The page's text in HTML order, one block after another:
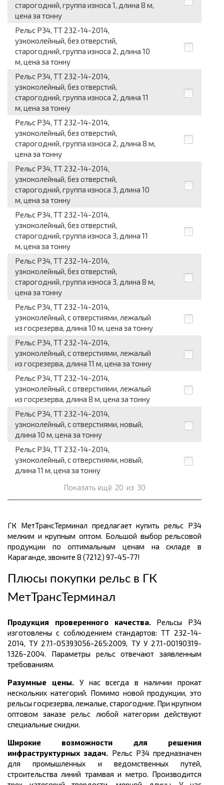
старогодний, группа износа 1, длина 8 м,
цена за тонну
Рельс Р34, ТТ 232-14-2014,
узкоколейный, без отверстий,
старогодний, группа износа 2, длина 10
м, цена за тонну
Рельс Р34, ТТ 232-14-2014,
узкоколейный, без отверстий,
старогодний, группа износа 2, длина 11
м, цена за тонну
Рельс Р34, ТТ 232-14-2014,
узкоколейный, без отверстий,
старогодний, группа износа 2, длина 8 м,
цена за тонну
Рельс Р34, ТТ 232-14-2014,
узкоколейный, без отверстий,
старогодний, группа износа 3, длина 10
м, цена за тонну
Рельс Р34, ТТ 232-14-2014,
узкоколейный, без отверстий,
старогодний, группа износа 3, длина 11
м, цена за тонну
Рельс Р34, ТТ 232-14-2014,
узкоколейный, без отверстий,
старогодний, группа износа 3, длина 8 м,
цена за тонну
Рельс Р34, ТТ 232-14-2014,
узкоколейный, с отверстиями, лежалый
из госрезерва, длина 10 м, цена за тонну
Рельс Р34, ТТ 232-14-2014,
узкоколейный, с отверстиями, лежалый
из госрезерва, длина 11 м, цена за тонну
Рельс Р34, ТТ 232-14-2014,
узкоколейный, с отверстиями, лежалый
из госрезерва, длина 8 м, цена за тонну
Рельс Р34, ТТ 232-14-2014,
узкоколейный, с отверстиями, новый,
длина 10 м, цена за тонну
Рельс Р34, ТТ 232-14-2014,
узкоколейный, с отверстиями, новый,
длина 11 м, цена за тонну
Показать ещё 20 из 30
ГК МетТрансТерминал предлагает купить рельс Р34
мелким и крупным оптом. Большой выбор рельсовой
продукции по оптимальным ценам на складе в
Караганде, звоните 8 (7212) 97-45-77!
Плюсы покупки рельс в ГК
МетТрансТерминал
Продукция проверенного качества. Рельсы Р34
изготовлены с соблюдением стандартов:ТТ 232-14-
2014, ТУ 27.1-05393056-265:2009, ТУ У 27.1-00190319-
1326-2004. Параметры рельс отвечают заявленным
требованиям.
Разумные цены. У нас всегда в наличии прокат
нескольких категорий. Помимо новой продукции, это
рельсы госрезерва, лежалые, старогодние. При крупном
оптовом заказе рельс любой категории действуют
специальные скидки.
Широкие возможности для решения
инфраструктурных задач. Рельс Р34 предназначен
для промышленных и ведомственных путей,
строительства линий трамвая и метро. Производится